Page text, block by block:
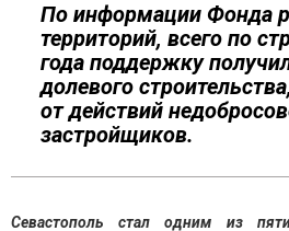
По информации Фонда
территорий, всего по
года поддержку
долевого
от действий
застройщиков.
Севастополь стал одним из